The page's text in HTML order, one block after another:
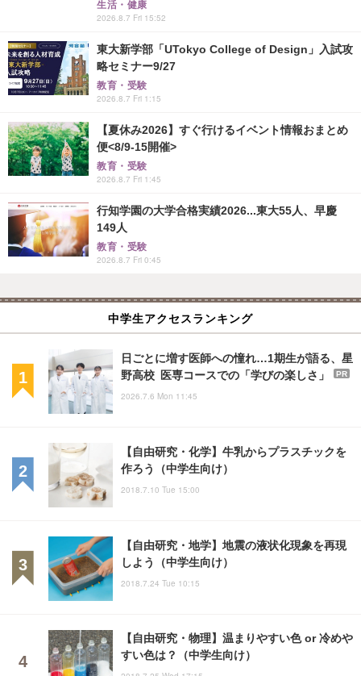
生活・健康
2026.8.7 Fri 15:52
東大新学部「UTokyo College of Design」入試攻
略セミナー9/27
教育・受験
2026.8.7 Fri 1:15
【夏休み2026】すぐ行けるイベント情報おまとめ
便<8/9-15開催>
教育・受験
2026.8.7 Fri 1:45
行知学園の大学合格実績2026...東大55人、早慶
149人
教育・受験
2026.8.7 Fri 0:45
中学生アクセスランキング
日ごとに増す医師への憧れ…1期生が語る、星
野高校 医専コースでの「学びの楽しさ」
PR
2026.7.6 Mon 11:45
【自由研究・化学】牛乳からプラスチックを
作ろう（中学生向け）
2018.7.10 Tue 15:00
【自由研究・地学】地震の液状化現象を再現
しよう（中学生向け）
2018.7.24 Tue 10:15
【自由研究・物理】温まりやすい色 or 冷めや
すい色は？（中学生向け）